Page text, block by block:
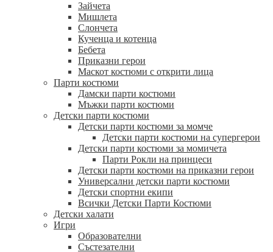
Зайчета
Мишлета
Слончета
Кученца и котенца
Бебета
Приказни герои
Маскот костюми с открити лица
Парти костюми
Дамски парти костюми
Мъжки парти костюми
Детски парти костюми
Детски парти костюми за момче
Детски парти костюми на супергерои
Детски парти костюми за момичета
Парти Рокли на принцеси
Детски парти костюми на приказни герои
Универсални детски парти костюми
Детски спортни екипи
Всички Детски Парти Костюми
Детски халати
Игри
Образователни
Състезателни